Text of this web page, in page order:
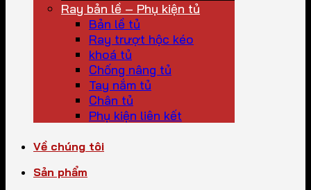
Ray bản lề – Phụ kiện tủ
Bản lề tủ
Ray trượt hộc kéo
khoá tủ
Chống nâng tủ
Tay nắm tủ
Chân tủ
Phụ kiện liên kết
Về chúng tôi
Sản phẩm